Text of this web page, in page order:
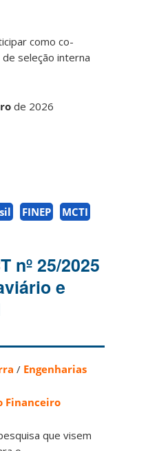
como co-
seleção interna
de 2026
FINEP MCTI
nº 25/2025
e
/ Engenharias
Financeiro
que visem